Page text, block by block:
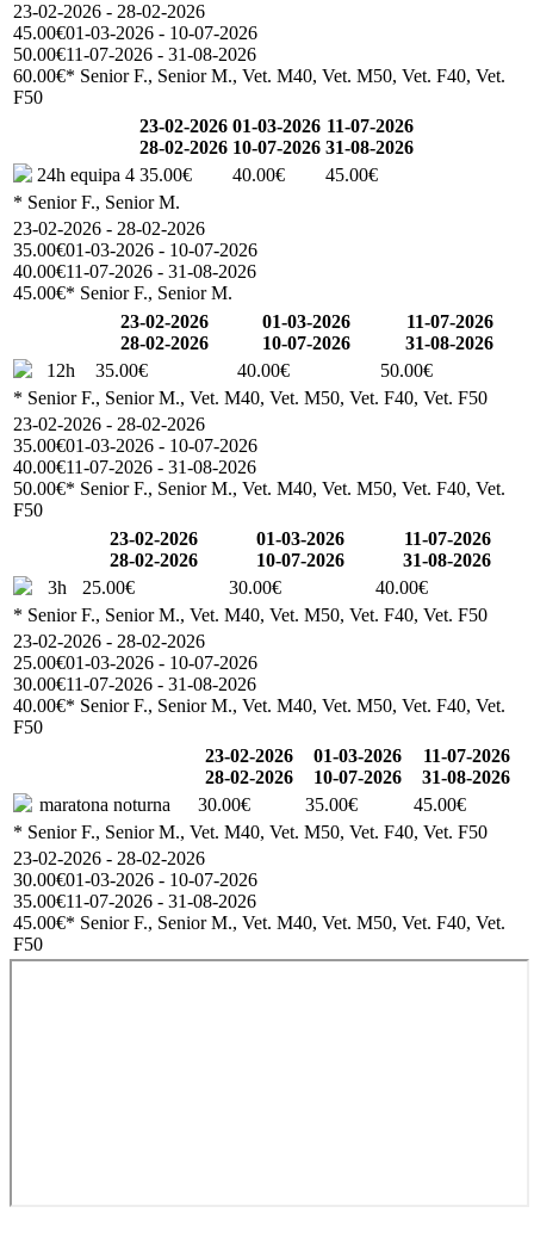
23-02-2026 - 28-02-2026
45.00€01-03-2026 - 10-07-2026
50.00€11-07-2026 - 31-08-2026
60.00€* Senior F., Senior M., Vet. M40, Vet. M50, Vet. F40, Vet.
F50
23-02-2026
28-02-2026
01-03-2026
10-07-2026
11-07-2026
31-08-2026
24h equipa 4 35.00€ 40.00€
45.00€
* Senior F., Senior M.
23-02-2026 - 28-02-2026
35.00€01-03-2026 - 10-07-2026
40.00€11-07-2026 - 31-08-2026
45.00€* Senior F., Senior M.
23-02-2026
28-02-2026
01-03-2026
10-07-2026
11-07-2026
31-08-2026
12h
35.00€ 40.00€
50.00€
* Senior F., Senior M., Vet. M40, Vet. M50, Vet. F40, Vet. F50
23-02-2026 - 28-02-2026
35.00€01-03-2026 - 10-07-2026
40.00€11-07-2026 - 31-08-2026
50.00€* Senior F., Senior M., Vet. M40, Vet. M50, Vet. F40, Vet.
F50
23-02-2026
28-02-2026
01-03-2026
10-07-2026
11-07-2026
31-08-2026
3h
25.00€ 30.00€
40.00€
* Senior F., Senior M., Vet. M40, Vet. M50, Vet. F40, Vet. F50
23-02-2026 - 28-02-2026
25.00€01-03-2026 - 10-07-2026
30.00€11-07-2026 - 31-08-2026
40.00€* Senior F., Senior M., Vet. M40, Vet. M50, Vet. F40, Vet.
F50
23-02-2026
28-02-2026
01-03-2026
10-07-2026
11-07-2026
31-08-2026
maratona noturna
30.00€ 35.00€
45.00€
* Senior F., Senior M., Vet. M40, Vet. M50, Vet. F40, Vet. F50
23-02-2026 - 28-02-2026
30.00€01-03-2026 - 10-07-2026
35.00€11-07-2026 - 31-08-2026
45.00€* Senior F., Senior M., Vet. M40, Vet. M50, Vet. F40, Vet.
F50